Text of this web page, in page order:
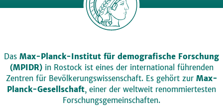
Das Max-Planck-Institut für demografische Forschung
(MPIDR)in Rostock ist eines der international führenden
Zentren für Bevölkerungswissenschaft. Es gehört zur Max-
Planck-Gesellschaft, einer der weltweit renommiertesten
Forschungsgemeinschaften.